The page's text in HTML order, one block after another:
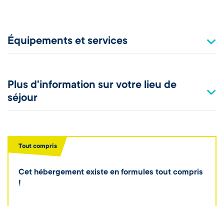
Équipements et services
Plus d'information sur votre lieu de
séjour
Tout compris
Cet hébergement existe en formules tout compris
!